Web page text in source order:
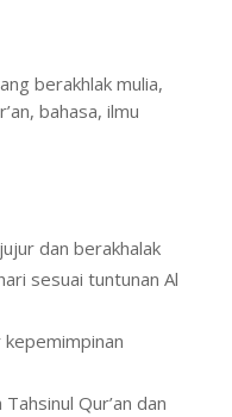
berakhlak mulia,
bahasa, ilmu
dan berakhalak
sesuai tuntunan Al
kepemimpinan
Qur’an dan